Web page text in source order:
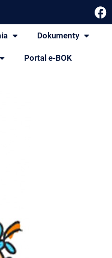
Dokumenty
Portal e-BOK